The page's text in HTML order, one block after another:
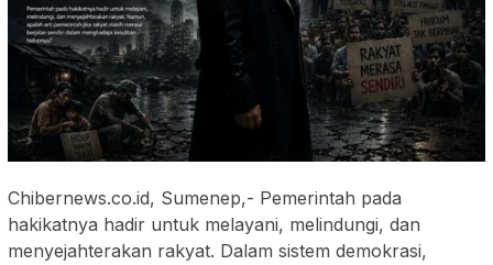
Chibernews.co.id, Sumenep,- Pemerintah pada
hakikatnya hadir untuk melayani, melindungi, dan
menyejahterakan rakyat. Dalam sistem demokrasi,